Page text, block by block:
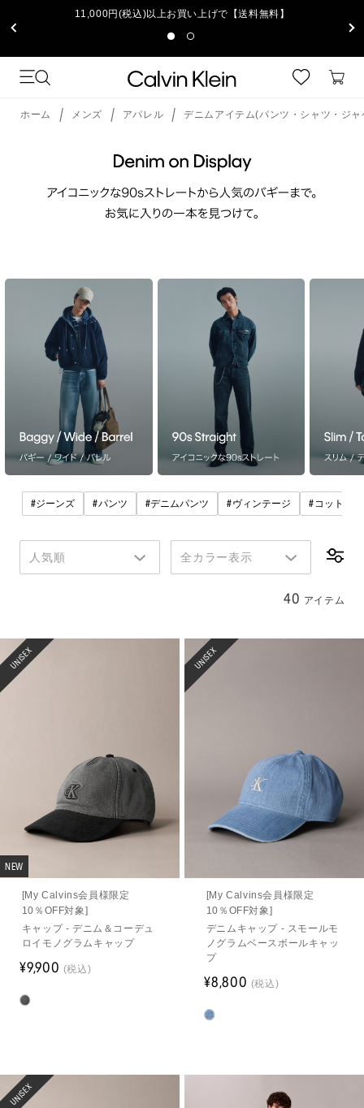
11,000円(税込)以上お買い上げで【送料無料】
ホーム メンズ アパレル デニムアイテム(パンツ・シャツ・ジ
#ジーンズ #パンツ #デニムパンツ #ヴィンテージ #コットン
人気順 全カラー表示
40 アイテム
UNISEX
NEW
[My Calvins会員様限定
10％OFF対象]
キャップ - デニム＆コーデュ
ロイモノグラムキャップ
¥9,900 (税込)
UNISEX
[My Calvins会員様限定
10％OFF対象]
デニムキャップ - スモールモ
ノグラムベースボールキャッ
プ
¥8,800 (税込)
UNISEX